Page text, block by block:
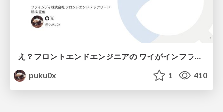
え？フロントエンドエンジニアの ワイがインフラも！？
puku0x
1 410